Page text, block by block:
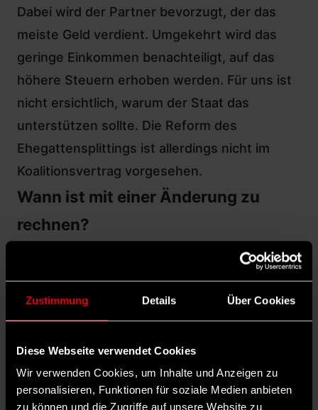
Zustimmung Details Über Cookies
Diese Webseite verwendet Cookies
Wir verwenden Cookies, um Inhalte und Anzeigen zu
personalisieren, Funktionen für soziale Medien anbieten
zu können und die Zugriffe auf unsere Website zu
Dabei wird der Partner bevorzugt, der das
meiste Geld verdient. Umgekehrt wird das
geringe Einkommen benachteiligt, auf das
höhere Steuern erhoben werden. Für uns ist
nicht ersichtlich, warum der Staat das
unterstützen sollte. Die Reform des
Ehegattensplittings ist allerdings nicht im
Koalitionsvertrag vorgesehen.
Wann ist mit einer Änderung zu
rechnen?
Als geeigneten Zeitpunkt, um darüber zu
reden, hat Finanzminister Lars Klingbeil die
Debatte um die Reform der Einkommensteuer
genannt. Die Reform der Einkommensteuer
Wir möchten diese Reform